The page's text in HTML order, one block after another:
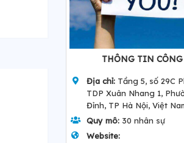
THÔNG TIN CÔNG
Địa chỉ:Tầng 5, số 29C
TDP Xuân Nhang 1,
Đỉnh, TP Hà Nội, Việt
Quy mô:30 nhân sự
Website: